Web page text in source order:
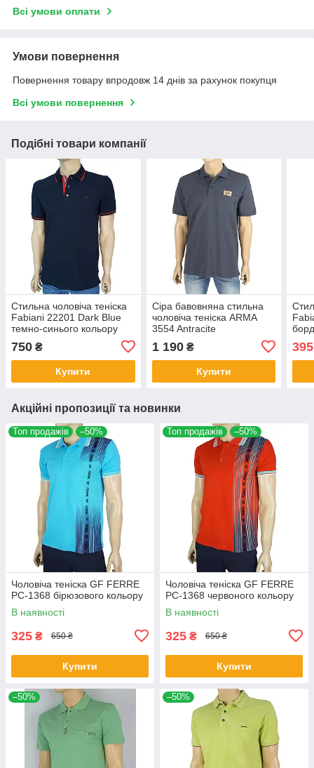
Всі умови оплати
Умови повернення
Повернення товару впродовж 14 днів за рахунок покупця
Всі умови повернення
Подібні товари компанії
Стильна чоловіча теніска
Fabiani 22201 Dark Blue
темно-синього кольору
750 ₴
Купити
Сіра бавовняна стильна
чоловіча теніска ARMA
3554 Antracite
1 190₴
Купити
395
Акційні пропозиції та новинки
Топ продажів –50%
Чоловіча теніска GF FERRE
PC-1368 бірюзового кольору
В наявності
325 ₴ 650 ₴
Купити
Топ продажів –50%
Чоловіча теніска GF FERRE
PC-1368 червоного кольору
В наявності
325 ₴ 650 ₴
Купити
–50% –50%